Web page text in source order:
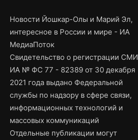
Новости Йошкар-Олы и Марий Эл,
интересное в России и мире - ИА
МедиаПоток
Свидетельство о регистрации СМИ
ИА № ФС 77 - 82389 от 30 декабря
2021 года выдано Федеральной
службы по надзору в сфере связи,
информационных технологий и
массовых коммуникаций
Отдельные публикации могут